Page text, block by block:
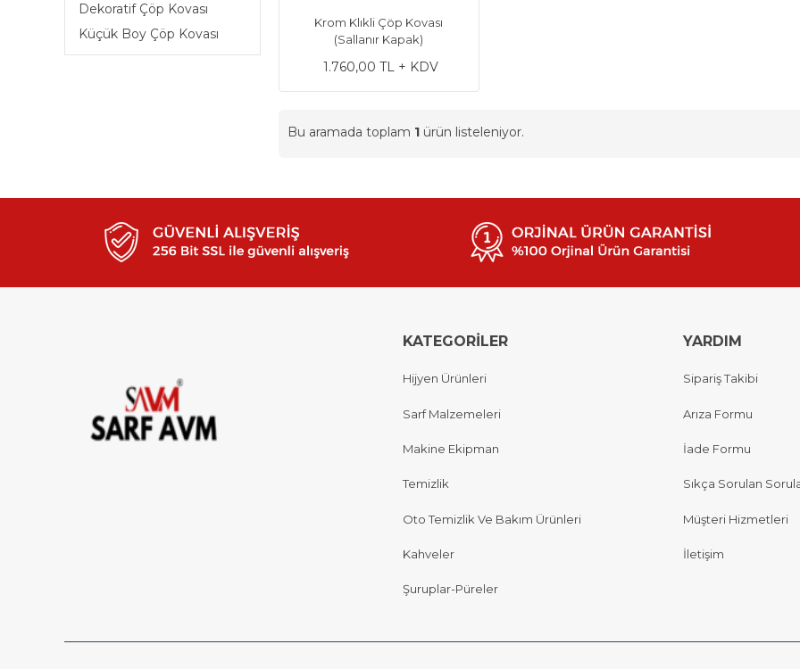
Dekoratif Çöp Kovası
Küçük Boy Çöp Kovası
Krom Klıkli Çöp Kovası
(Sallanır Kapak)
1.760,00 TL + KDV
Bu aramada toplam 1 ürün listeleniyor.
KATEGORİLER
Hijyen Ürünleri
Sarf Malzemeleri
Makine Ekipman
Temizlik
Oto Temizlik Ve Bakım Ürünleri
Kahveler
Şuruplar-Püreler
YARDIM
Sipariş Takibi
Arıza Formu
İade Formu
Sıkça Sorulan
Müşteri Hizmetleri
İletişim